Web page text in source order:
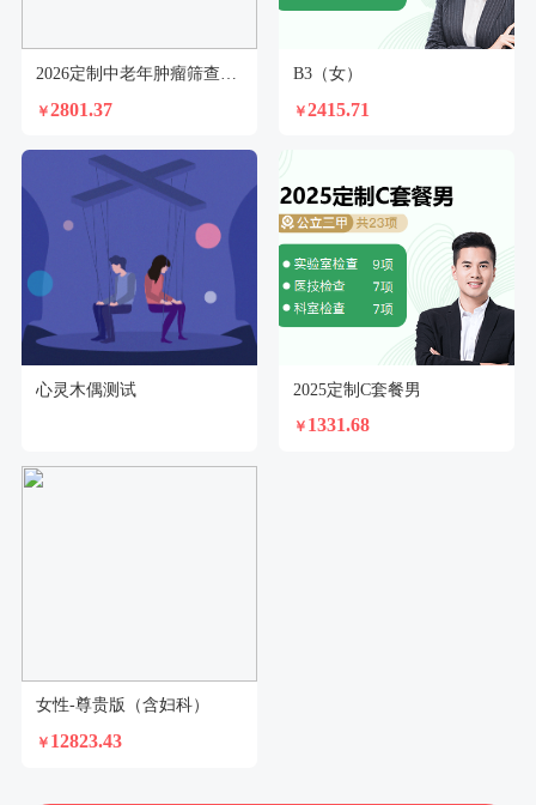
￥2801.37
B3（女）
￥2415.71
心灵木偶测试 2025定制C套餐男
￥ 1331.68
女性-尊贵版（含妇科）
￥ 12823.43